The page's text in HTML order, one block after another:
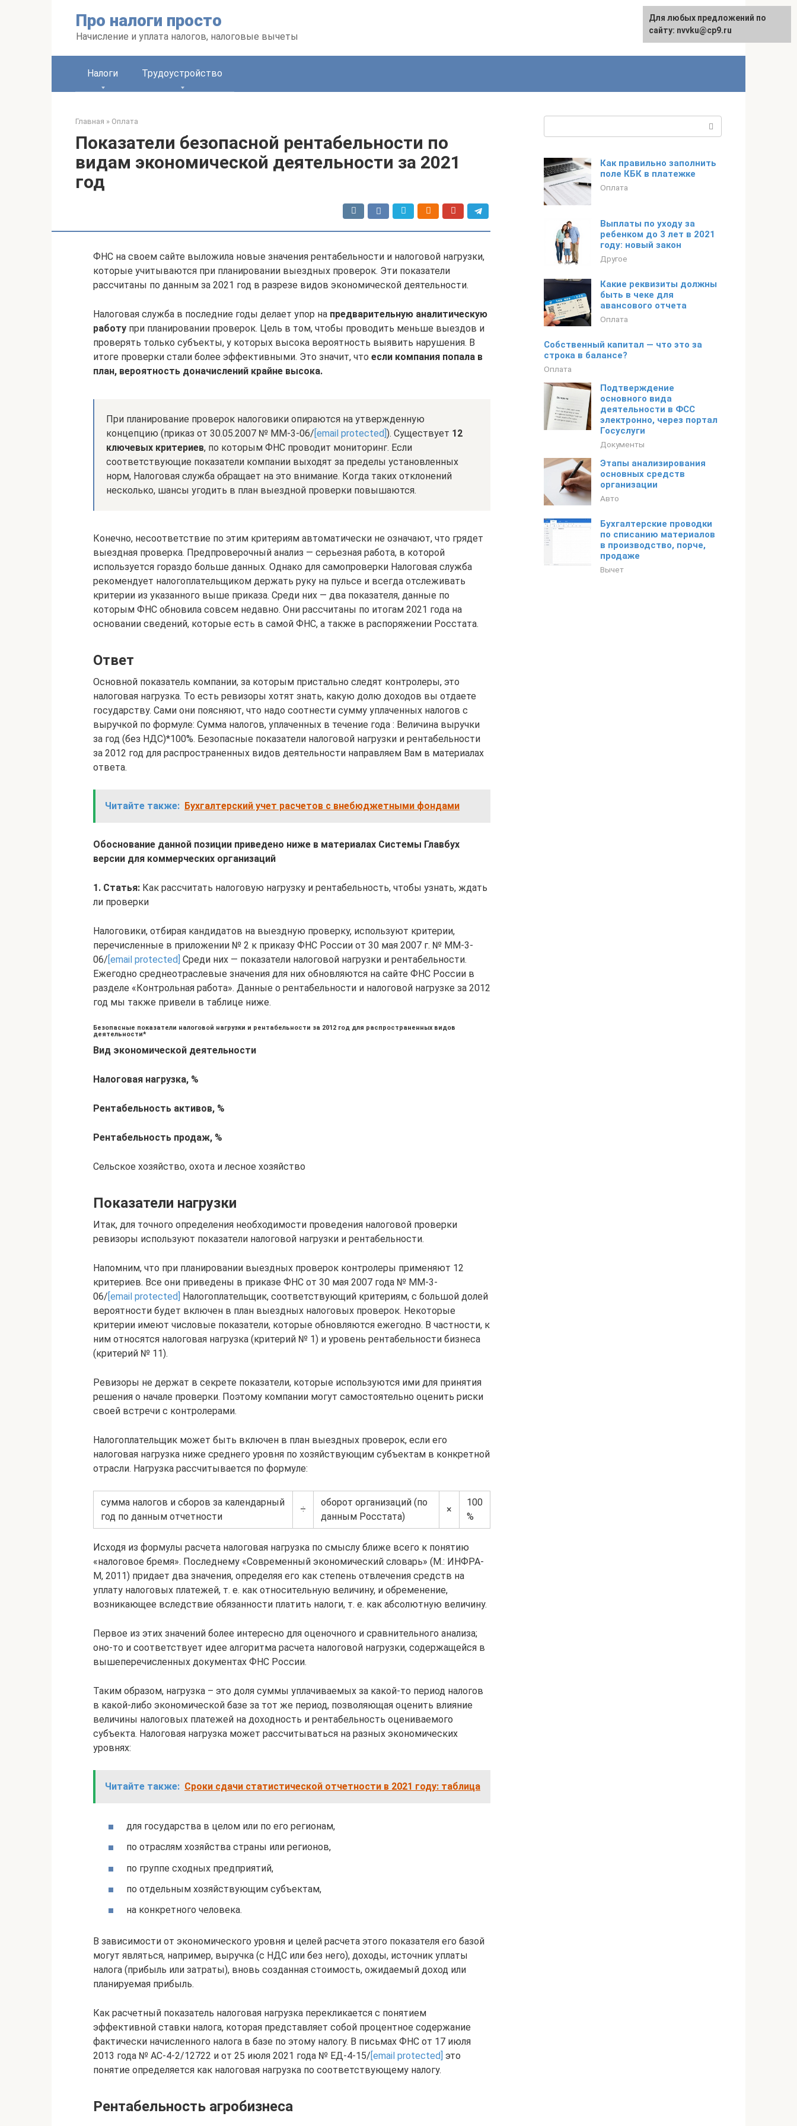
Про налоги просто
Начисление и уплата налогов, налоговые вычеты
English
Налоги Трудоустройство
Главная » Оплата
Показатели безопасной рентабельности по
видам экономической деятельности за 2021
год
ФНС на своем сайте выложила новые значения рентабельности и налоговой нагрузки,
которые учитываются при планировании выездных проверок. Эти показатели
рассчитаны по данным за 2021 год в разрезе видов экономической деятельности.
Налоговая служба в последние годы делает упор на предварительную аналитическую
работу при планировании проверок. Цель в том, чтобы проводить меньше выездов и
проверять только субъекты, у которых высока вероятность выявить нарушения. В
итоге проверки стали более эффективными. Это значит, что если компания попала в
план, вероятность доначислений крайне высока.
При планирование проверок налоговики опираются на утвержденную
концепцию (приказ от 30.05.2007 № ММ-3-06/[email protected]). Существует 12
ключевых критериев, по которым ФНС проводит мониторинг. Если
соответствующие показатели компании выходят за пределы установленных
норм, Налоговая служба обращает на это внимание. Когда таких отклонений
несколько, шансы угодить в план выездной проверки повышаются.
Конечно, несоответствие по этим критериям автоматически не означают, что грядет
выездная проверка. Предпроверочный анализ — серьезная работа, в которой
используется гораздо больше данных. Однако для самопроверки Налоговая служба
рекомендует налогоплательщиком держать руку на пульсе и всегда отслеживать
критерии из указанного выше приказа. Среди них — два показателя, данные по
которым ФНС обновила совсем недавно. Они рассчитаны по итогам 2021 года на
основании сведений, которые есть в самой ФНС, а также в распоряжении Росстата.
Ответ
Основной показатель компании, за которым пристально следят контролеры, это
налоговая нагрузка. То есть ревизоры хотят знать, какую долю доходов вы отдаете
государству. Сами они поясняют, что надо соотнести сумму уплаченных налогов с
выручкой по формуле: Сумма налогов, уплаченных в течение года : Величина выручки
за год (без НДС)*100%. Безопасные показатели налоговой нагрузки и рентабельности
за 2012 год для распространенных видов деятельности направляем Вам в материалах
ответа.
Читайте также: Бухгалтерский учет расчетов с внебюджетными фондами
Обоснование данной позиции приведено ниже в материалах Системы Главбух
версии для коммерческих организаций
1. Статья: Как рассчитать налоговую нагрузку и рентабельность, чтобы узнать, ждать
ли проверки
Налоговики, отбирая кандидатов на выездную проверку, используют критерии,
перечисленные в приложении № 2 к приказу ФНС России от 30 мая 2007 г. № ММ-3-
06/[email protected] Среди них — показатели налоговой нагрузки и рентабельности.
Ежегодно среднеотраслевые значения для них обновляются на сайте ФНС России в
разделе «Контрольная работа». Данные о рентабельности и налоговой нагрузке за 2012
год мы также привели в таблице ниже.
Безопасные показатели налоговой нагрузки и рентабельности за 2012 год для распространенных видов
деятельности*
Вид экономической деятельности
Налоговая нагрузка, %
Рентабельность активов, %
Рентабельность продаж, %
Сельское хозяйство, охота и лесное хозяйство
Показатели нагрузки
Итак, для точного определения необходимости проведения налоговой проверки
ревизоры используют показатели налоговой нагрузки и рентабельности.
Напомним, что при планировании выездных проверок контролеры применяют 12
критериев. Все они приведены в приказе ФНС от 30 мая 2007 года № ММ-3-
06/[email protected] Налогоплательщик, соответствующий критериям, с большой долей
вероятности будет включен в план выездных налоговых проверок. Некоторые
критерии имеют числовые показатели, которые обновляются ежегодно. В частности, к
ним относятся налоговая нагрузка (критерий № 1) и уровень рентабельности бизнеса
(критерий № 11).
Ревизоры не держат в секрете показатели, которые используются ими для принятия
решения о начале проверки. Поэтому компании могут самостоятельно оценить риски
своей встречи с контролерами.
Налогоплательщик может быть включен в план выездных проверок, если его
налоговая нагрузка ниже среднего уровня по хозяйствующим субъектам в конкретной
отрасли. Нагрузка рассчитывается по формуле:
сумма налогов и сборов за календарный
год по данным отчетности
÷
оборот организаций (по
данным Росстата)
×
100
%
Исходя из формулы расчета налоговая нагрузка по смыслу ближе всего к понятию
«налоговое бремя». Последнему «Современный экономический словарь» (М.: ИНФРА-
М, 2011) придает два значения, определяя его как степень отвлечения средств на
уплату налоговых платежей, т. е. как относительную величину, и обременение,
возникающее вследствие обязанности платить налоги, т. е. как абсолютную величину.
Первое из этих значений более интересно для оценочного и сравнительного анализа;
оно-то и соответствует идее алгоритма расчета налоговой нагрузки, содержащейся в
вышеперечисленных документах ФНС России.
Таким образом, нагрузка – это доля суммы уплачиваемых за какой-то период налогов
в какой-либо экономической базе за тот же период, позволяющая оценить влияние
величины налоговых платежей на доходность и рентабельность оцениваемого
субъекта. Налоговая нагрузка может рассчитываться на разных экономических
уровнях:
Читайте также: Сроки сдачи статистической отчетности в 2021 году: таблица
для государства в целом или по его регионам,
по отраслям хозяйства страны или регионов,
по группе сходных предприятий,
по отдельным хозяйствующим субъектам,
на конкретного человека.
В зависимости от экономического уровня и целей расчета этого показателя его базой
могут являться, например, выручка (с НДС или без него), доходы, источник уплаты
налога (прибыль или затраты), вновь созданная стоимость, ожидаемый доход или
планируемая прибыль.
Как расчетный показатель налоговая нагрузка перекликается с понятием
эффективной ставки налога, которая представляет собой процентное содержание
фактически начисленного налога в базе по этому налогу. В письмах ФНС от 17 июля
2013 года № АС-4-2/12722 и от 25 июля 2021 года № ЕД-4-15/[email protected] это
понятие определяется как налоговая нагрузка по соответствующему налогу.
Рентабельность агробизнеса
Как правильно заполнить
поле КБК в платежке
Оплата
Выплаты по уходу за
ребенком до 3 лет в 2021
году: новый закон
Другое
Какие реквизиты должны
быть в чеке для
авансового отчета
Оплата
Собственный капитал — что это за
строка в балансе?
Оплата
Подтверждение
основного вида
деятельности в ФСС
электронно, через портал
Госуслуги
Документы
Этапы анализирования
основных средств
организации
Авто
Бухгалтерские проводки
по списанию материалов
в производство, порче,
продаже
Вычет
Для любых предложений по
сайту: nvvku@cp9.ru